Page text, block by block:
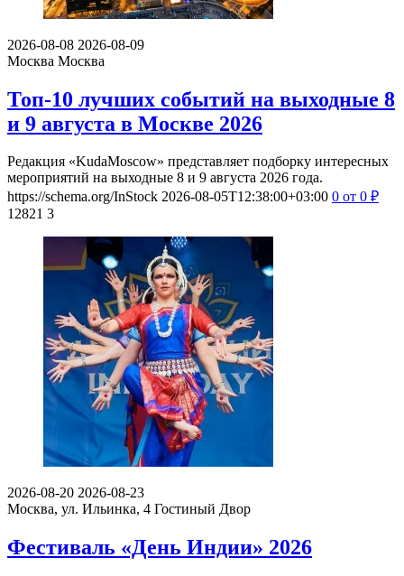
2026-08-08 2026-08-09
Москва Москва
Топ-10 лучших событий на выходные 8
и 9 августа в Москве 2026
Редакция «KudaMoscow» представляет подборку интересных
мероприятий на выходные 8 и 9 августа 2026 года.
https://schema.org/InStock 2026-08-05T12:38:00+03:00 0 от 0 ₽
12821 3
2026-08-20 2026-08-23
Москва, ул. Ильинка, 4 Гостиный Двор
Фестиваль «День Индии» 2026